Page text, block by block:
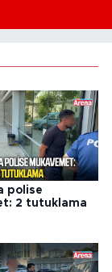
polise
2 tutuklama